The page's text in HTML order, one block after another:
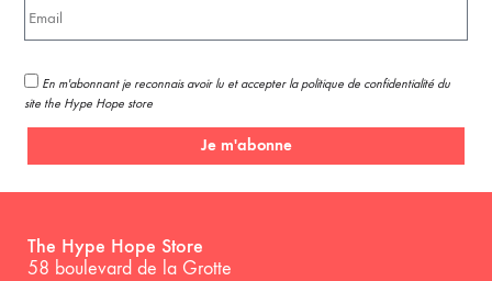
En m'abonnant je reconnais avoir lu et accepter la politique de confidentialité du
site the Hype Hope store
Je m'abonne
The Hype Hope Store
58 boulevard de la Grotte